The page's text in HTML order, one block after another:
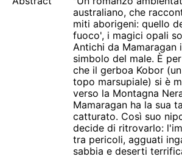
australiano, che
miti aborigeni: quello
fuoco', i magici opali
Antichi da Mamaragan
simbolo del male. È
che il gerboa Kobor
topo marsupiale) si è
verso la Montagna
Mamaragan ha la sua
catturato. Così suo
decide di ritrovarlo:
tra pericoli, agguati
sabbia e deserti